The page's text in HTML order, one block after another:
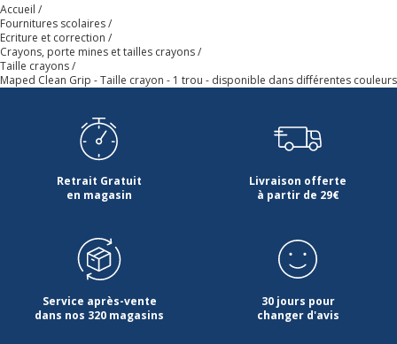
Accueil
Fournitures scolaires
Ecriture et correction
Crayons, porte mines et tailles crayons
Taille crayons
Maped Clean Grip - Taille crayon - 1 trou - disponible dans différentes couleurs
Retrait Gratuit
en magasin
Livraison offerte
à partir de 29€
Service après-vente
dans nos 320 magasins
30 jours pour
changer d'avis